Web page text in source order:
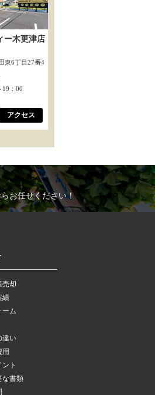
ー木更津店
東6丁目27番4
19：00
アクセス
お任せください！
売却
績
ーム
違い
用
ト
な書類